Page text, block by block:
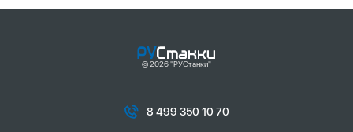
© 2026 "РУСтанки"
8 499 350 10 70